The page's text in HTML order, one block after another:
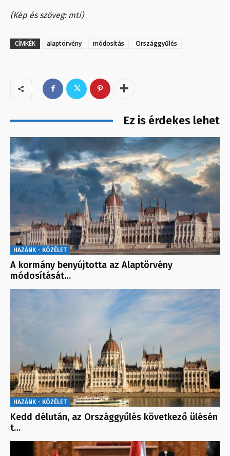
(Kép és szöveg: mti)
CÍMKÉK alaptörvény módosítás Országgyűlés
Ez is érdekes lehet
HAZÁNK - KÖZÉLET
A kormány benyújtotta az Alaptörvény
módosítását…
HAZÁNK - KÖZÉLET
Kedd délután, az Országgyűlés következő ülésén
t…